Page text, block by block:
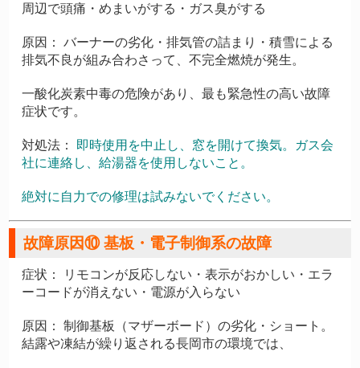
周辺で頭痛・めまいがする・ガス臭がする
原因：
バーナーの劣化・排気管の詰まり・積雪による
排気不良が組み合わさって、不完全燃焼が発生。
一酸化炭素中毒の危険があり、最も緊急性の高い故障
症状です。
対処法：
即時使用を中止し、窓を開けて換気。ガス会
社に連絡し、給湯器を使用しないこと。
絶対に自力での修理は試みないでください。
故障原因⑩ 基板・電子制御系の故障
症状：
リモコンが反応しない・表示がおかしい・エラ
ーコードが消えない・電源が入らない
原因：
制御基板（マザーボード）の劣化・ショート。
結露や凍結が繰り返される長岡市の環境では、